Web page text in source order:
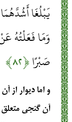
يَبْلُغَا
وَمَا فَعَلْتُهُ
صَبْرًا﴿۸۲﴾
و اما ديوار از
آن گنجى متعلق